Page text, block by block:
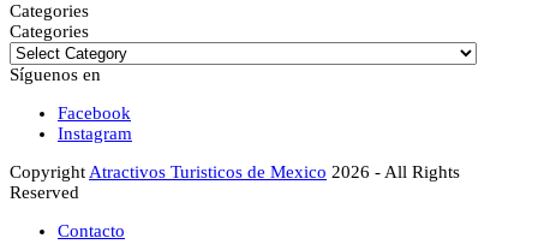
Categories
Categories
Síguenos en
Facebook
Instagram
CopyrightAtractivos Turisticos de Mexico 2026 - All Rights
Reserved
Contacto